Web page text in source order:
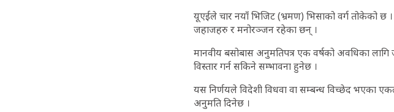
यूएईले चार नयाँ भिजिट (भ्रमण) भिसाको वर्ग तोकेको
जहाजहरु र मनोरञ्जन रहेका छन् ।
मानवीय बसोबास अनुमतिपत्र एक वर्षको अवधिका लागि
विस्तार गर्न सकिने सम्भावना हुनेछ ।
यस निर्णयले विदेशी विधवा वा सम्बन्ध विच्छेद भएका
अनुमति दिनेछ ।